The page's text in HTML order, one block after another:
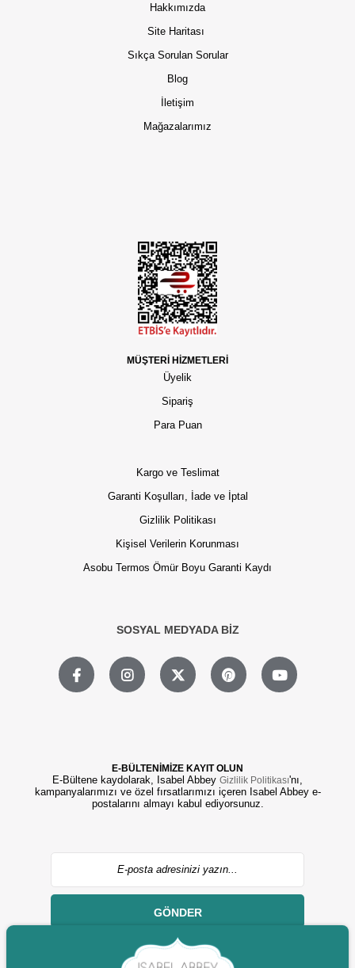
Hakkımızda
Site Haritası
Sıkça Sorulan Sorular
Blog
İletişim
Mağazalarımız
MÜŞTERİ HİZMETLERİ
Üyelik
Sipariş
Para Puan
Kargo ve Teslimat
Garanti Koşulları, İade ve İptal
Gizlilik Politikası
Kişisel Verilerin Korunması
Asobu Termos Ömür Boyu Garanti Kaydı
SOSYAL MEDYADA BİZ
E-BÜLTENİMİZE KAYIT OLUN
E-Bültene kaydolarak, Isabel Abbey Gizlilik Politikası'nı,
kampanyalarımızı ve özel fırsatlarımızı içeren Isabel Abbey e-
postalarını almayı kabul ediyorsunuz.
GÖNDER